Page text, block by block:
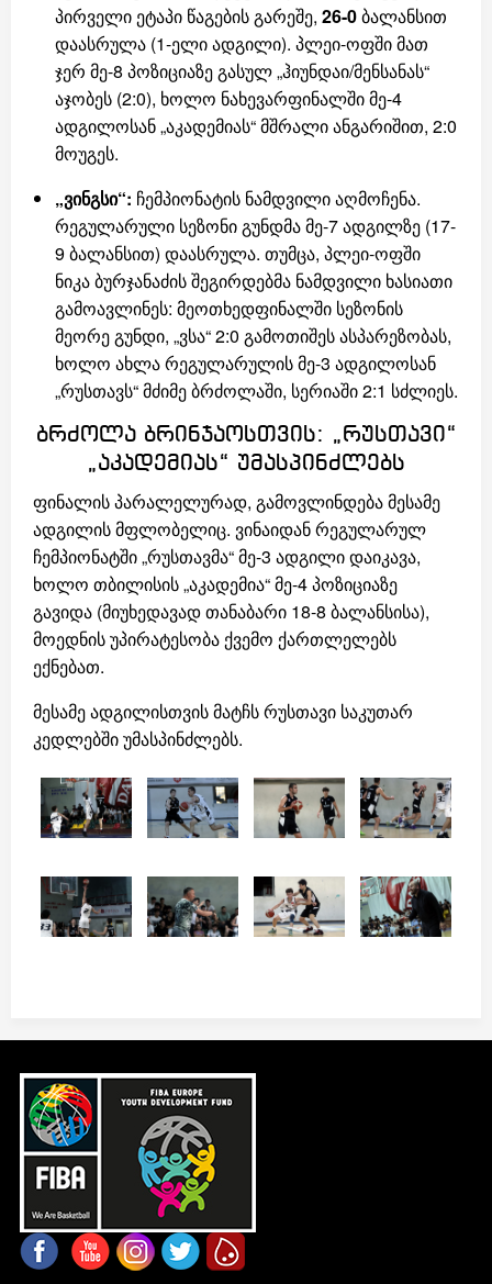
პირველი ეტაპი წაგების გარეშე, 26-0ბალანსით
დაასრულა (1-ელი ადგილი). პლეი-ოფში მათ
ჯერ მე-8 პოზიციაზე გასულ „ჰიუნდაი/მენსანას“
აჯობეს (2:0), ხოლო ნახევარფინალში მე-4
ადგილოსან „აკადემიას“ მშრალი ანგარიშით, 2:0
მოუგეს.
„ვინგსი“: ჩემპიონატის ნამდვილი აღმოჩენა.
რეგულარული სეზონი გუნდმა მე-7 ადგილზე (17-
9 ბალანსით) დაასრულა. თუმცა, პლეი-ოფში
ნიკა ბურჯანაძის შეგირდებმა ნამდვილი ხასიათი
გამოავლინეს: მეოთხედფინალში სეზონის
მეორე გუნდი, „ვსა“ 2:0 გამოთიშეს ასპარეზობას,
ხოლო ახლა რეგულარულის მე-3 ადგილოსან
„რუსთავს“ მძიმე ბრძოლაში, სერიაში 2:1 სძლიეს.
ბრძოლა ბრინჯაოსთვის: „რუსთავი“
„აკადემიას“ უმასპინძლებს
ფინალის პარალელურად, გამოვლინდება მესამე
ადგილის მფლობელიც. ვინაიდან რეგულარულ
ჩემპიონატში „რუსთავმა“ მე-3 ადგილი დაიკავა,
ხოლო თბილისის „აკადემია“ მე-4 პოზიციაზე
გავიდა (მიუხედავად თანაბარი 18-8 ბალანსისა),
მოედნის უპირატესობა ქვემო ქართლელებს
ექნებათ.
მესამე ადგილისთვის მატჩს რუსთავი საკუთარ
კედლებში უმასპინძლებს.